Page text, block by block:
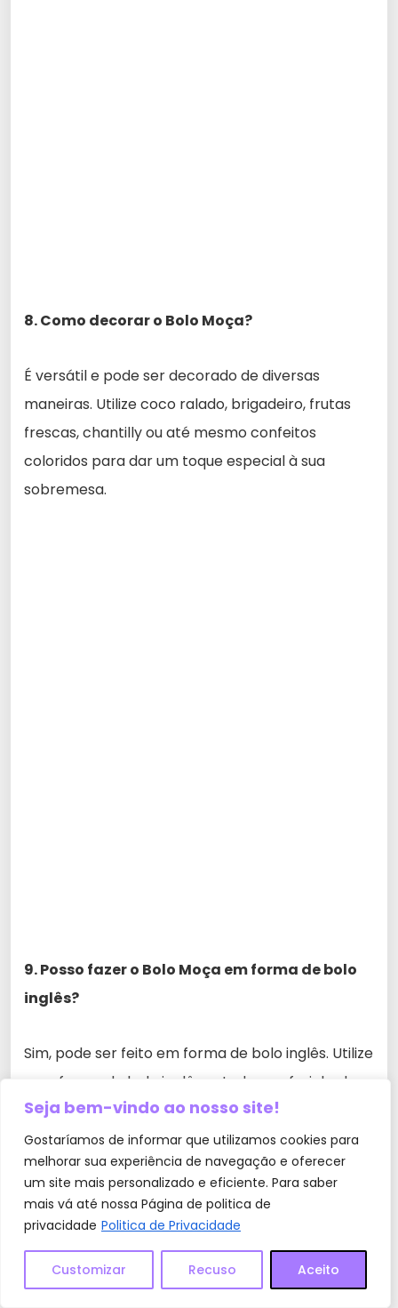
Seja bem-vindo ao nosso site!
Gostaríamos de informar que utilizamos cookies para
melhorar sua experiência de navegação e oferecer
um site mais personalizado e eficiente. Para saber
mais vá até nossa Página de politica de
privacidade Politica de Privacidade
Customizar Recuso Aceito
8. Como decorar o Bolo Moça?
É versátil e pode ser decorado de diversas
maneiras. Utilize coco ralado, brigadeiro, frutas
frescas, chantilly ou até mesmo confeitos
coloridos para dar um toque especial à sua
sobremesa.
9. Posso fazer o Bolo Moça em forma de bolo
inglês?
Sim, pode ser feito em forma de bolo inglês. Utilize
uma forma de bolo inglês untada e enfarinhada e
siga o mesmo modo de preparo da receita
original.